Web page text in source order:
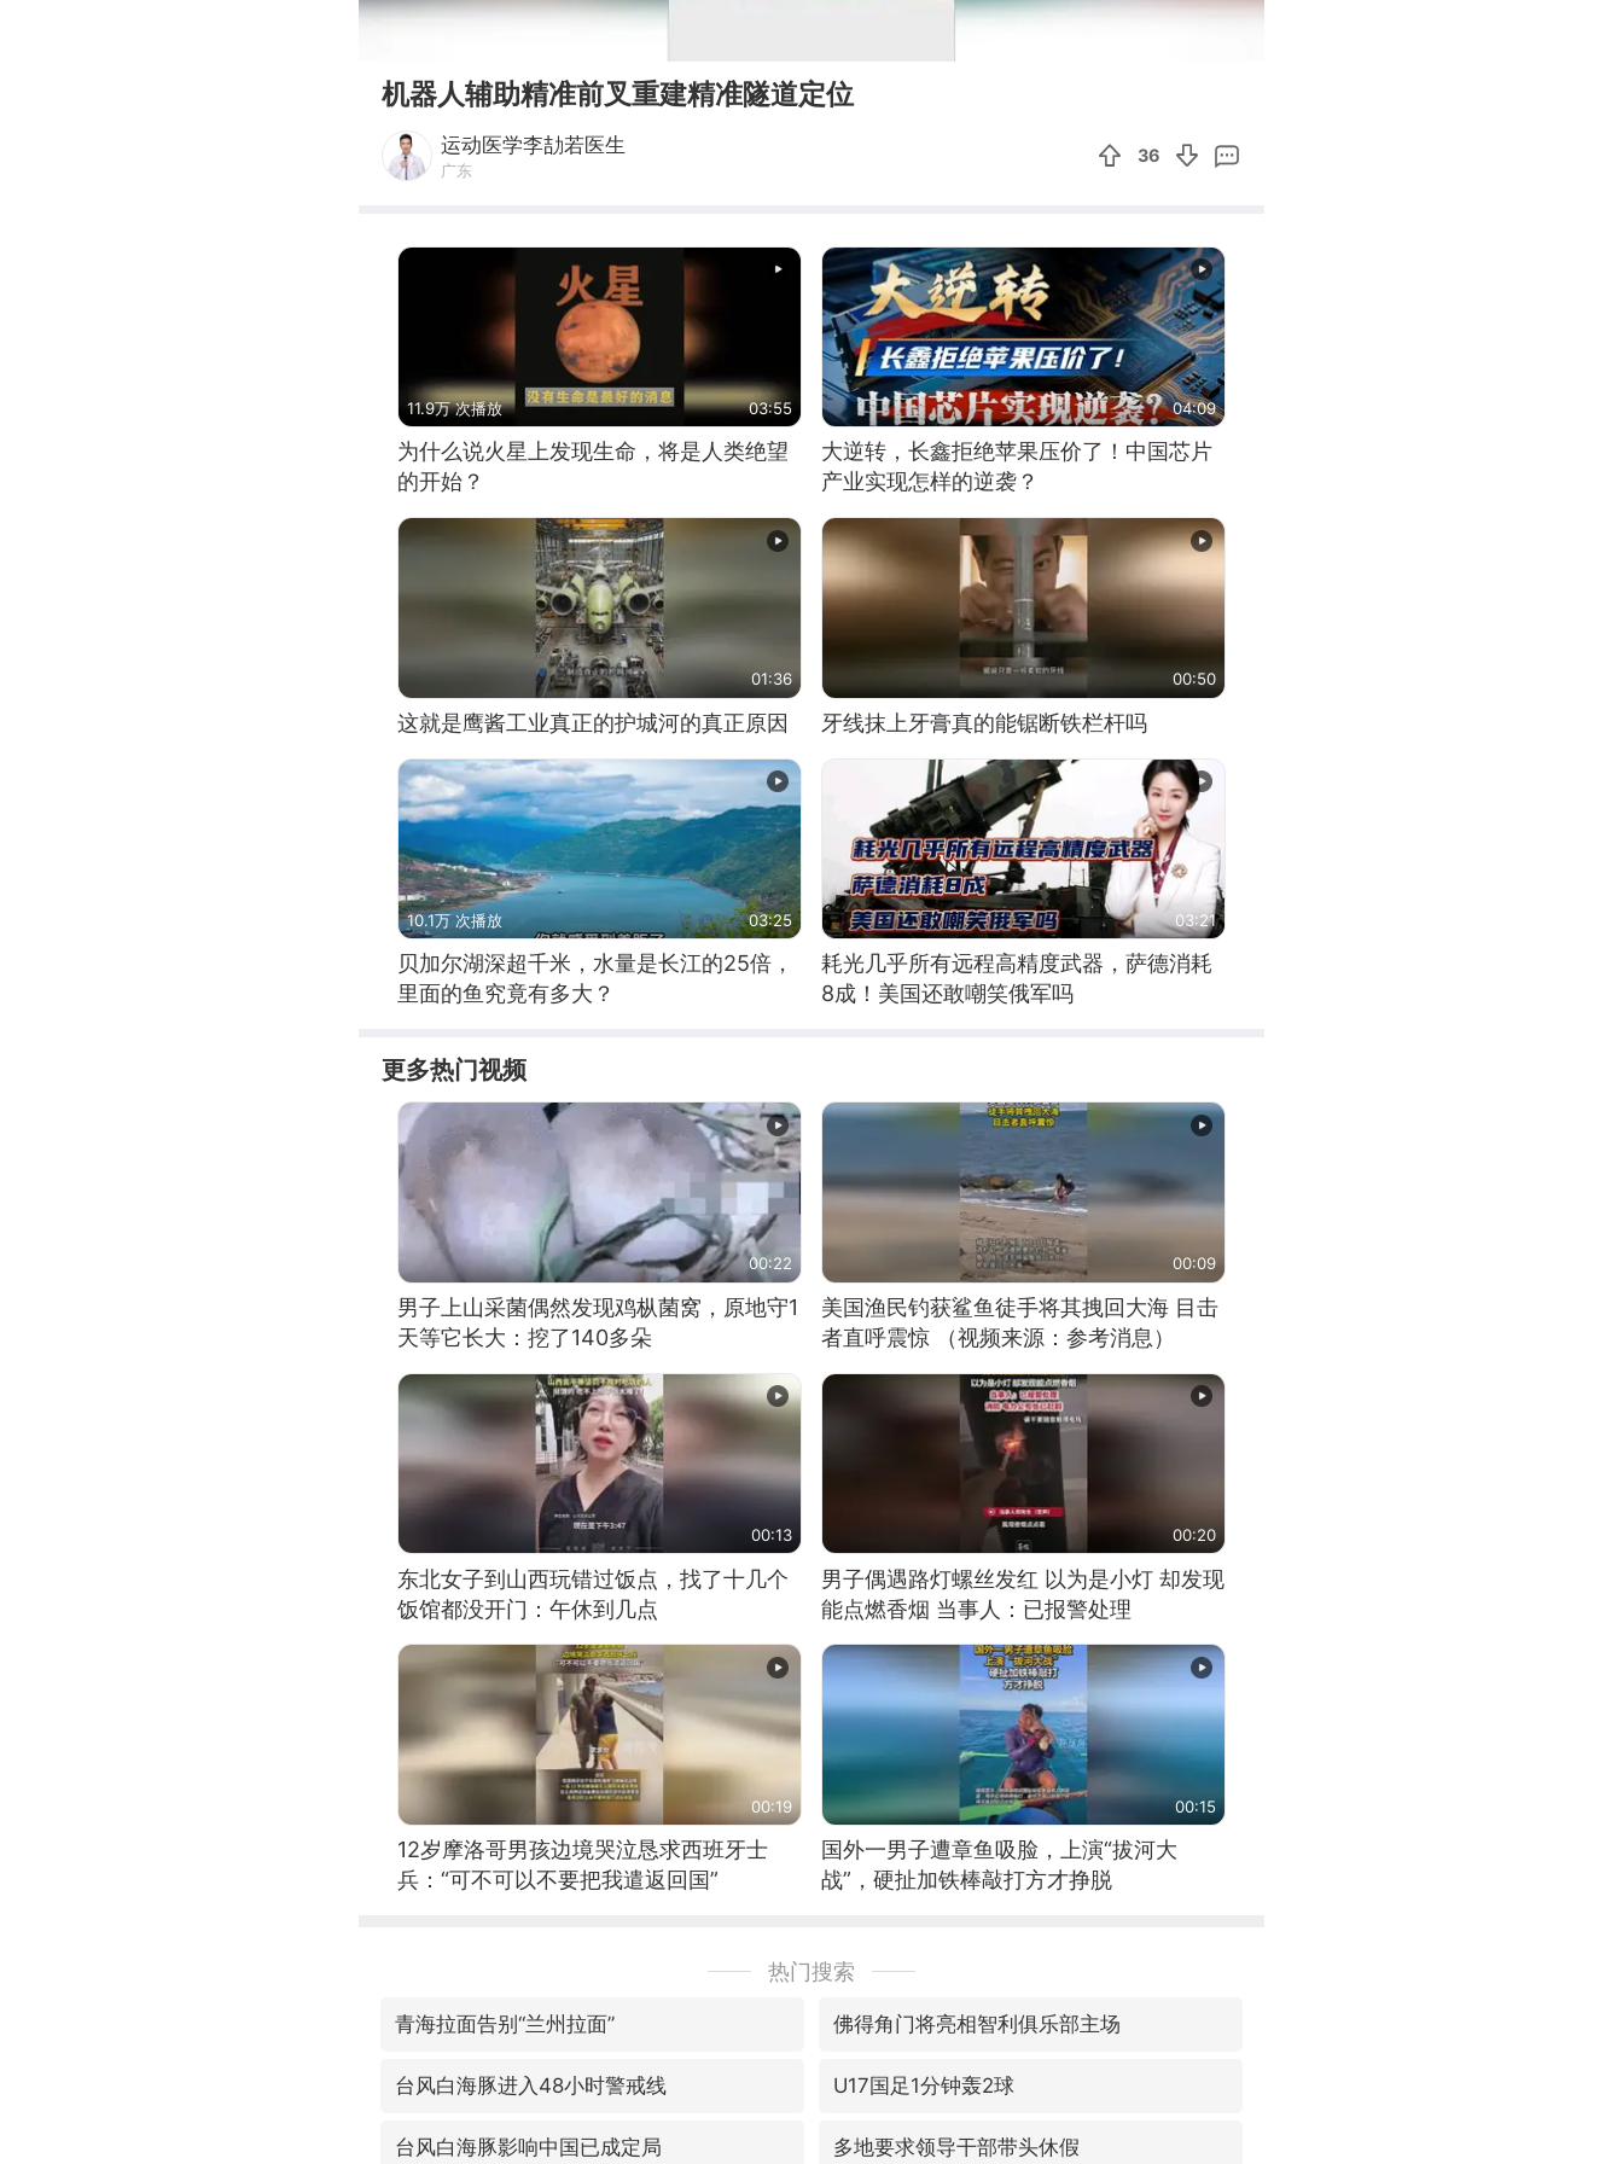
机器人辅助精准前叉重建精准隧道定位
运动医学李劼若医生
广东
36
11.9万 次播放 03:55
为什么说火星上发现生命，将是人类绝望
的开始？
04:09
大逆转，长鑫拒绝苹果压价了！中国芯片
产业实现怎样的逆袭？
01:36
这就是鹰酱工业真正的护城河的真正原因
00:50
牙线抹上牙膏真的能锯断铁栏杆吗
10.1万 次播放 03:25
贝加尔湖深超千米，水量是长江的25倍，
里面的鱼究竟有多大？
03:21
耗光几乎所有远程高精度武器，萨德消耗
8成！美国还敢嘲笑俄军吗
更多热门视频
00:22
男子上山采菌偶然发现鸡枞菌窝，原地守1
天等它长大：挖了140多朵
00:09
美国渔民钓获鲨鱼徒手将其拽回大海 目击
者直呼震惊 （视频来源：参考消息）
00:13
东北女子到山西玩错过饭点，找了十几个
饭馆都没开门：午休到几点
00:20
男子偶遇路灯螺丝发红 以为是小灯 却发现
能点燃香烟 当事人：已报警处理
00:19
12岁摩洛哥男孩边境哭泣恳求西班牙士
兵：“可不可以不要把我遣返回国”
00:15
国外一男子遭章鱼吸脸，上演“拔河大
战”，硬扯加铁棒敲打方才挣脱
热门搜索
青海拉面告别“兰州拉面” 佛得角门将亮相智利俱乐部主场
台风白海豚进入48小时警戒线 U17国足1分钟轰2球
台风白海豚影响中国已成定局 多地要求领导干部带头休假